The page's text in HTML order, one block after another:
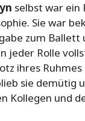
selbst war ein
Sie war
zum Ballett
jeder Rolle
ihres
sie demütig
Kollegen und